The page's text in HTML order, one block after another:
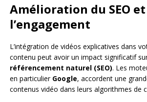
Amélioration du SEO
l’engagement
L’intégration de vidéos explicatives dans
contenu peut avoir un impact significatif
référencement naturel (SEO). Les
en particulier Google, accordent une
contenus vidéo dans leurs algorithmes de